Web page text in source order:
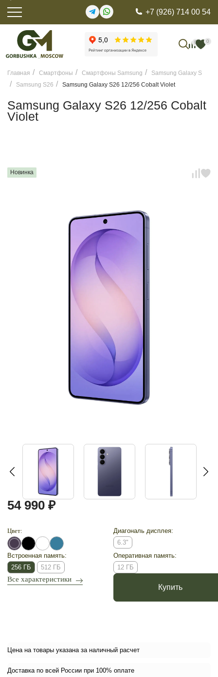
+7 (926) 714 00 54
0 0
Главная Смартфоны Смартфоны Samsung
Samsung Galaxy S
Samsung S26
Samsung Galaxy S26 12/256 Cobalt Violet
Samsung Galaxy S26 12/256 Cobalt
Violet
Новинка
54 990 ₽
Цвет:
Диагональ дисплея:
6.3"
Встроенная память:
256 ГБ
512 ГБ
Оперативная память:
12 ГБ
Все характеристики
Купить
Цена на товары указана за наличный расчет
Доставка по всей России при 100% оплате